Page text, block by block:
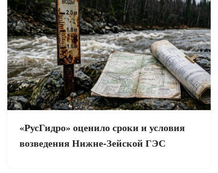
«РусГидро» оценило сроки и условия
возведения Нижне-Зейской ГЭС